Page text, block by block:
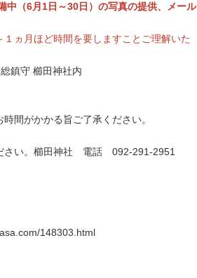
（6月1日～30日）の写真の提供、メール
ヵ月ほど時間を要しますことご理解いた
鎮守 櫛田神社内
間がかかる旨ご了承ください。
ださい。櫛田神社 電話 092-291-2951
148303.html